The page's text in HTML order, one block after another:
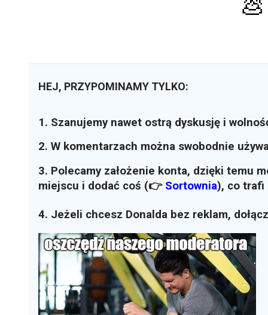
💩
HEJ, PRZYPOMINAMY TYLKO:
1. Szanujemy nawet ostrą dyskusję i
2. W komentarzach można swobodnie
3. Polecamy założenie konta, dzięki temu
miejscu i dodać coś (👉 Sortownia), co trafi
4. Jeżeli chcesz Donalda bez reklam,